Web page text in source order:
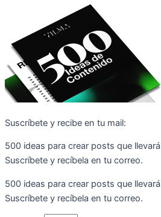
Suscríbete y recibe en tu mail:
500 ideas para crear posts que
Suscríbete y recíbela en tu correo.
500 ideas para crear posts que
Suscríbete y recíbela en tu correo.